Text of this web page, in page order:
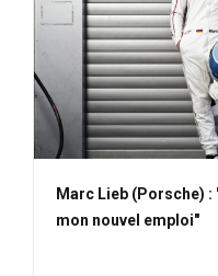
Marc Lieb (Porsche)
mon nouvel emploi"